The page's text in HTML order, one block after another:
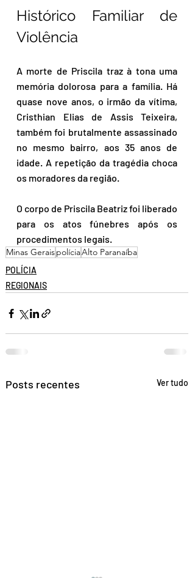
Histórico Familiar de
Violência
A morte de Priscila traz à tona uma
memória dolorosa para a família. Há
quase nove anos, o irmão da vítima,
Cristhian Elias de Assis Teixeira,
também foi brutalmente assassinado
no mesmo bairro, aos 35 anos de
idade. A repetição da tragédia choca
os moradores da região.
O corpo de Priscila Beatriz foi liberado
para os atos fúnebres após os
procedimentos legais.
Minas GeraispolíciaAlto Paranaíba
POLÍCIA
REGIONAIS
Posts recentes Ver tudo